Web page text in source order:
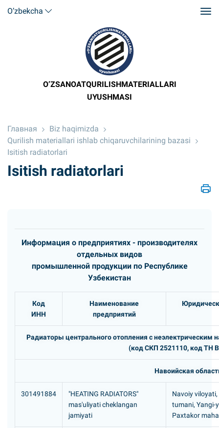
O’zbekcha
O’ZSANOATQURILISHMATERIALLARI
UYUSHMASI
Главная
Biz haqimizda
Qurilish materiallari ishlab chiqaruvchilarining bazasi
Isitish radiatorlari
Isitish radiatorlari
Информация о предприятиях - производителях
отдельных видов
промышленной продукции по Республике
Узбекистан
Код
ИНН
Наименование
предприятий
Радиаторы центрального отопления с неэлектрическим
(код СКП 2521110, код ТН
Навоийская
301491884
"HEATING RADIATORS"
mas'uliyati cheklangan
jamiyati
Navoiy
tumani, Yangi-
Paxtakor